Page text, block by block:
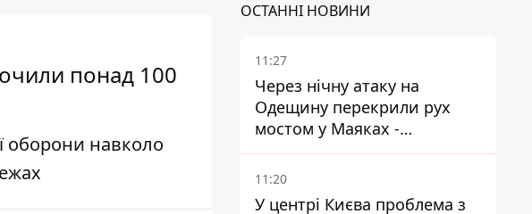
понад 100
оборони навколо
ОСТАННІ НОВИНИ
11:27
Через нічну атаку на
Одещину перекрили рух
мостом у Маяках -
подробиці від ДПСУ
11:20
У центрі Києва проблема з